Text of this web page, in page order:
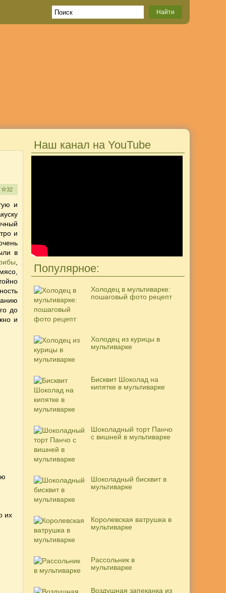
32
и
и
в
до
и
их
Наш канал на YouTube
Популярное:
Холодец в мультиварке:
пошаговый фото рецепт
Холодец из курицы в
мультиварке
Бисквит Шоколад на
кипятке в мультиварке
Шоколадный торт Панчо
с вишней в мультиварке
Шоколадный бисквит в
мультиварке
Королевская ватрушка в
мультиварке
Рассольник в
мультиварке
Воздушная запеканка из